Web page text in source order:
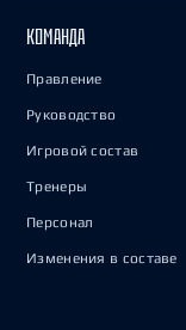
КОМАНДА
Правление
Руководство
Игровой состав
Тренеры
Персонал
Изменения в составе